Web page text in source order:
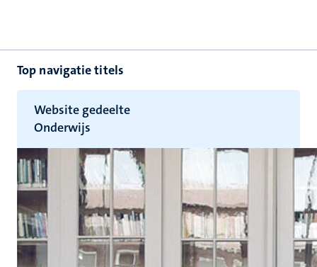
Website gedeelte
Onderwijs
Top navigatie titels